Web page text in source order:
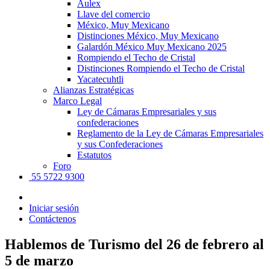
Aulex
Llave del comercio
México, Muy Mexicano
Distinciones México, Muy Mexicano
Galardón México Muy Mexicano 2025
Rompiendo el Techo de Cristal
Distinciones Rompiendo el Techo de Cristal
Yacatecuhtli
Alianzas Estratégicas
Marco Legal
Ley de Cámaras Empresariales y sus
confederaciones
Reglamento de la Ley de Cámaras Empresariales
y sus Confederaciones
Estatutos
Foro
55 5722 9300
Iniciar sesión
Contáctenos
Hablemos de Turismo del 26 de febrero al
5 de marzo